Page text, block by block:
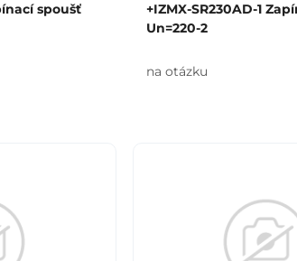
spoušť
+IZMX-SR230AD-1
Un=220-2
na otázku